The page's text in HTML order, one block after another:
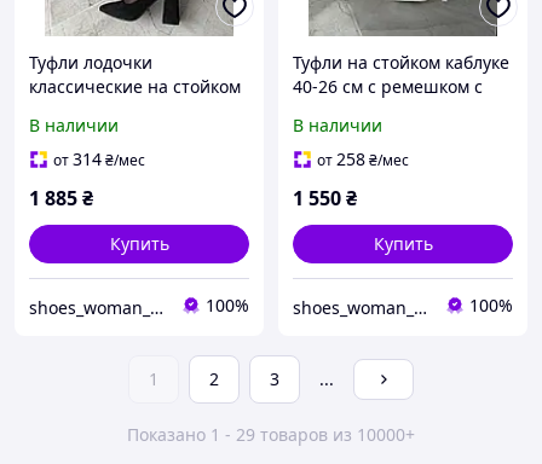
Туфли лодочки
классические на стойком
замшевые женские осень
весна зима
В наличии
от314₴/мес
1 885₴
Купить
shoes_woman_ukraine 100%
Туфли на стойком каблуке
40-26 см с ремешком с
кожаные женские осень
лето весна
В наличии
от258₴/мес
1 550₴
Купить
shoes_woman_ukraine 100%
1 2 3 ...
Показано 1 - 29 товаров из 10000+